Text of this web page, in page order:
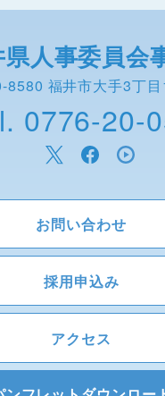
人事委員会
8580 福井市大手3丁
0776-20-
お問い合わせ
採用申込み
アクセス